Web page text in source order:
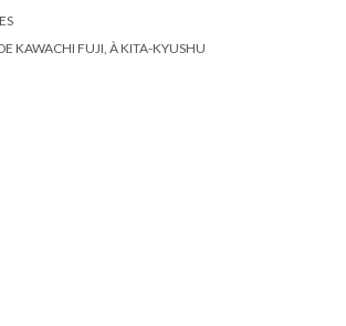
KAWACHI FUJI, À KITA-KYUSHU